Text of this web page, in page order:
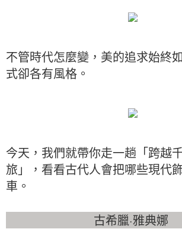
不管時代怎麼變，美的追求始終
式卻各有風格。
今天，我們就帶你走一趟「跨越
旅」，看看古代人會把哪些現代
車。
古希臘·雅典娜